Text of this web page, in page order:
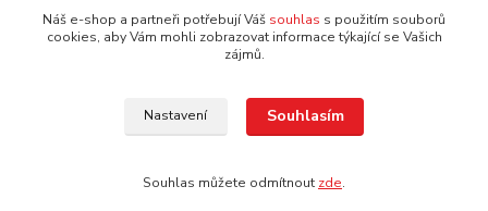
info@vyrobtesipivo.cz
Náš e-shop a partneři potřebují Váš souhlas s použitím souborů
cookies, aby Vám mohli zobrazovat informace týkající se Vašich
zájmů.
Nastavení Souhlasím
Souhlas můžete odmítnout zde.